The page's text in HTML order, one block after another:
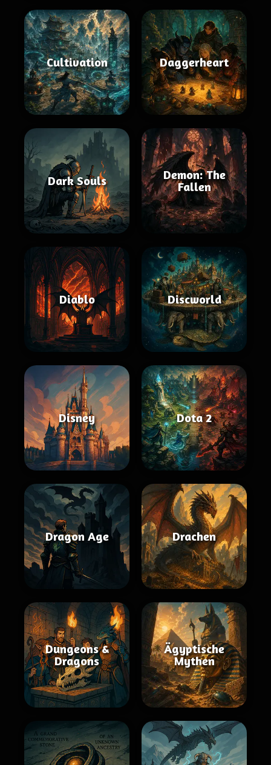
Cultivation Daggerheart
Dark Souls
Demon: The
Fallen
Diablo Discworld
Disney Dota 2
Dragon Age Drachen
Dungeons &
Dragons
Ägyptische
Mythen